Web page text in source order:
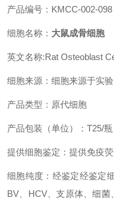
产品编号：KMCC-002-098
细胞名称： 大鼠成骨细胞
英文名称:Rat Osteoblast
细胞来源：细胞来源于实
产品类型：原代细胞
产品包装（单位）：T25/瓶
提供细胞鉴定：提供免疫
细胞纯度：经鉴定经鉴定
BV、HCV、支原体、细